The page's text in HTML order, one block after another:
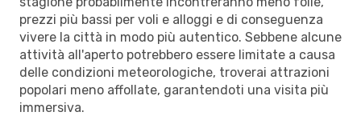
prezzi più bassi per voli e alloggi e di conseguenza
vivere la città in modo più autentico. Sebbene alcune
attività all'aperto potrebbero essere limitate a causa
delle condizioni meteorologiche, troverai attrazioni
popolari meno affollate, garantendoti una visita più
immersiva.